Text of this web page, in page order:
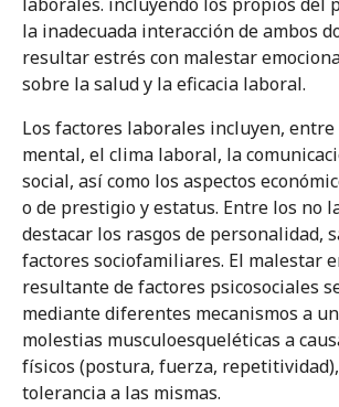
la inadecuada interacción de ambos
resultar estrés con malestar
sobre la salud y la eficacia laboral.
Los factores laborales incluyen,
mental, el clima laboral, la
social, así como los aspectos
o de prestigio y estatus. Entre los no
destacar los rasgos de personalidad,
factores sociofamiliares. El malestar
resultante de factores psicosociales
mediante diferentes mecanismos a
molestias musculoesqueléticas a
físicos (postura, fuerza,
tolerancia a las mismas.